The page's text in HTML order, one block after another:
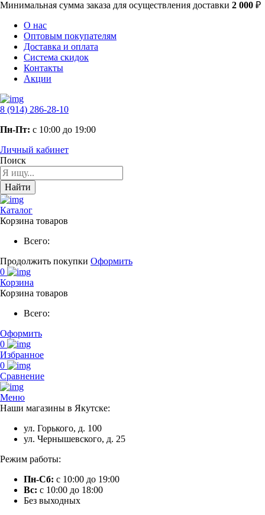
Минимальная сумма заказа для осуществления доставки 2 000 ₽
О нас
Оптовым покупателям
Доставка и оплата
Система скидок
Контакты
Акции
8 (914) 286-28-10
Пн-Пт: с 10:00 до 19:00
Личный кабинет
Поиск
Найти
Каталог
Корзина товаров
Всего:
Продолжить покупки Оформить
0
Корзина
Корзина товаров
Всего:
Оформить
0
Избранное
0
Сравнение
Меню
Наши магазины в Якутске:
ул. Горького, д. 100
ул. Чернышевского, д. 25
Режим работы:
Пн-Сб: с 10:00 до 19:00
Вс: с 10:00 до 18:00
Без выходных